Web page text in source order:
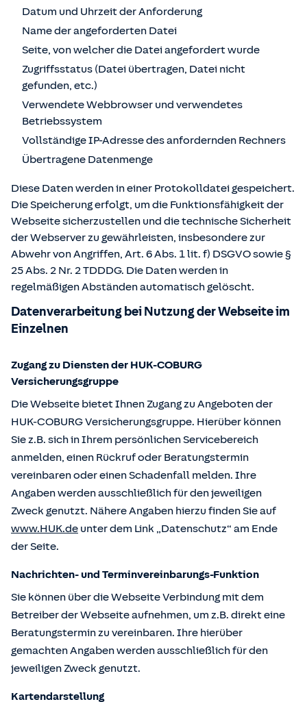
Datum und Uhrzeit der Anforderung
Name der angeforderten Datei
Seite, von welcher die Datei angefordert wurde
Zugriffsstatus (Datei übertragen, Datei nicht
gefunden, etc.)
Verwendete Webbrowser und verwendetes
Betriebssystem
Vollständige IP-Adresse des anfordernden Rechners
Übertragene Datenmenge
Diese Daten werden in einer Protokolldatei gespeichert.
Die Speicherung erfolgt, um die Funktionsfähigkeit der
Webseite sicherzustellen und die technische Sicherheit
der Webserver zu gewährleisten, insbesondere zur
Abwehr von Angriffen, Art. 6 Abs. 1 lit. f) DSGVO sowie §
25 Abs. 2 Nr. 2 TDDDG. Die Daten werden in
regelmäßigen Abständen automatisch gelöscht.
Datenverarbeitung bei Nutzung der Webseite im
Einzelnen
Zugang zu Diensten der HUK-COBURG
Versicherungsgruppe
Die Webseite bietet Ihnen Zugang zu Angeboten der
HUK-COBURG Versicherungsgruppe. Hierüber können
Sie z.B. sich in Ihrem persönlichen Servicebereich
anmelden, einen Rückruf oder Beratungstermin
vereinbaren oder einen Schadenfall melden. Ihre
Angaben werden ausschließlich für den jeweiligen
Zweck genutzt. Nähere Angaben hierzu finden Sie auf
www.HUK.de unter dem Link „Datenschutz“ am Ende
der Seite.
Nachrichten- und Terminvereinbarungs-Funktion
Sie können über die Webseite Verbindung mit dem
Betreiber der Webseite aufnehmen, um z.B. direkt eine
Beratungstermin zu vereinbaren. Ihre hierüber
gemachten Angaben werden ausschließlich für den
jeweiligen Zweck genutzt.
Kartendarstellung